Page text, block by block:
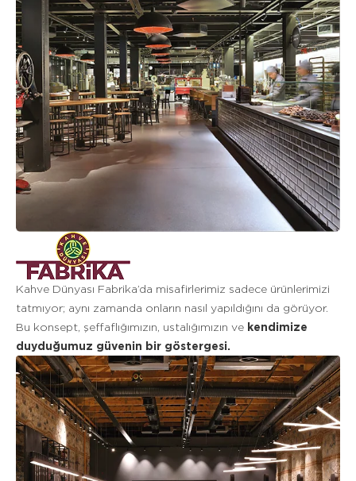
Kahve Dünyası Fabrika’da misafirlerimiz sadece ürünlerimizi
tatmıyor; aynı zamanda onların nasıl yapıldığını da görüyor.
Bu konsept, şeffaflığımızın, ustalığımızın ve kendimize
duyduğumuz güvenin bir göstergesi.